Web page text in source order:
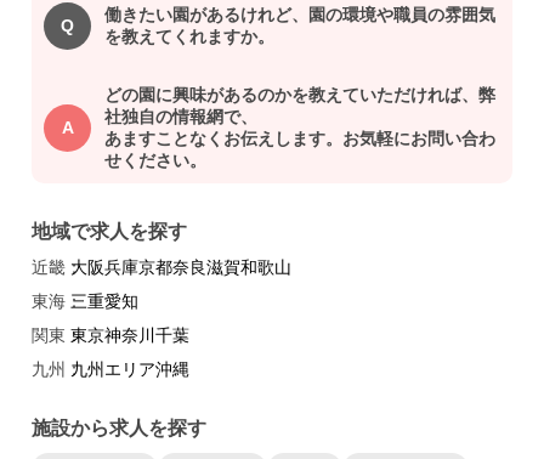
働きたい園があるけれど、園の環境や職員の雰囲気
を教えてくれますか。
どの園に興味があるのかを教えていただければ、弊
社独自の情報網で、
あますことなくお伝えします。お気軽にお問い合わ
せください。
地域で求人を探す
近畿：大阪兵庫京都奈良滋賀和歌山
東海：三重愛知
関東：東京神奈川千葉
九州：九州エリア沖縄
施設から求人を探す